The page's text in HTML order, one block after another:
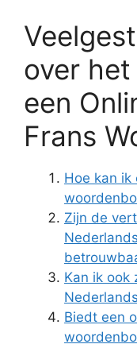
over
een
Frans
Hoe kan ik
Zijn de
Kan ik ook
Biedt een